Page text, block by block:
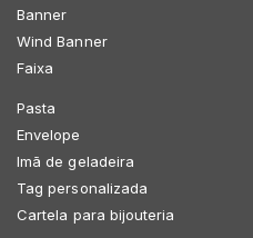
Banner
Wind Banner
Faixa
Pasta
Envelope
Imã de geladeira
Tag personalizada
Cartela para bijouteria